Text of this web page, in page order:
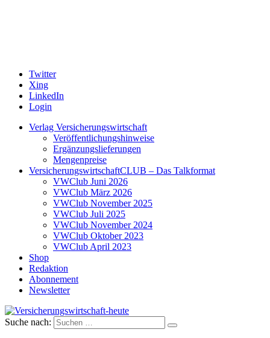
Twitter
Xing
LinkedIn
Login
Verlag Versicherungswirtschaft
Veröffentlichungshinweise
Ergänzungslieferungen
Mengenpreise
VersicherungswirtschaftCLUB – Das Talkformat
VWClub Juni 2026
VWClub März 2026
VWClub November 2025
VWClub Juli 2025
VWClub November 2024
VWClub Oktober 2023
VWClub April 2023
Shop
Redaktion
Abonnement
Newsletter
Versicherungswirtschaft-heute
Suche nach: